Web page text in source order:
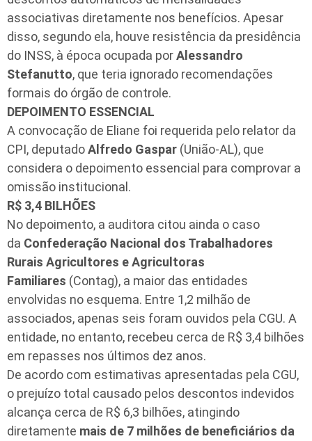
associativas diretamente nos benefícios. Apesar
disso, segundo ela, houve resistência da presidência
do INSS, à época ocupada porAlessandro
Stefanutto, que teria ignorado recomendações
formais do órgão de controle.
DEPOIMENTO ESSENCIAL
A convocação de Eliane foi requerida pelo relator da
CPI, deputadoAlfredo Gaspar (União-AL), que
considera o depoimento essencial para comprovar a
omissão institucional.
R$ 3,4 BILHÕES
No depoimento, a auditora citou ainda o caso
da Confederação Nacional dos Trabalhadores
Rurais Agricultores e Agricultoras
Familiares (Contag), a maior das entidades
envolvidas no esquema. Entre 1,2 milhão de
associados, apenas seis foram ouvidos pela CGU. A
entidade, no entanto, recebeu cerca de R$ 3,4 bilhões
em repasses nos últimos dez anos.
De acordo com estimativas apresentadas pela CGU,
o prejuízo total causado pelos descontos indevidos
alcança cerca de R$ 6,3 bilhões, atingindo
diretamente mais de 7 milhões de beneficiários da